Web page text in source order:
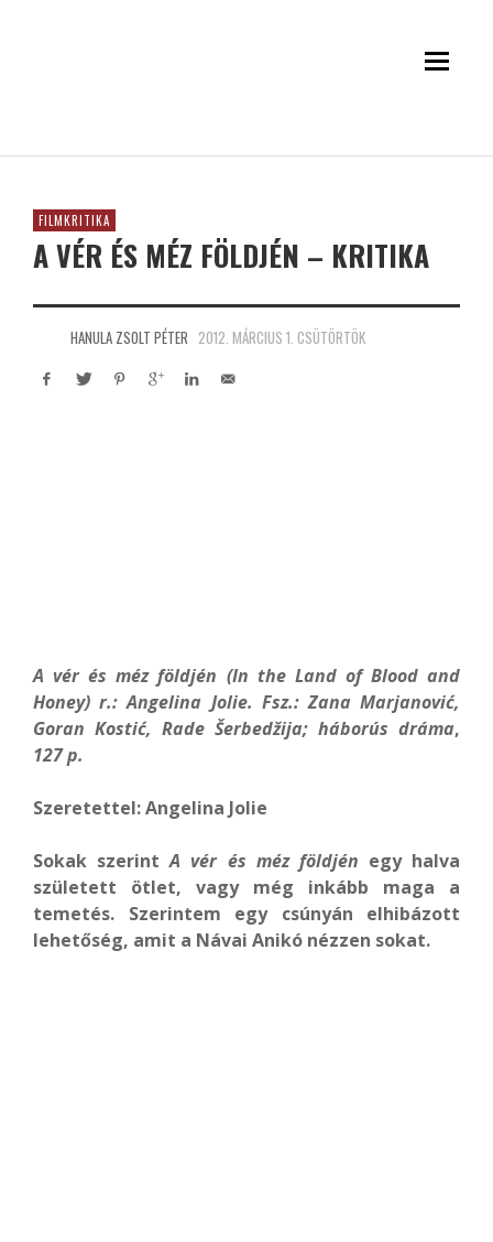
FILMKRITIKA
A VÉR ÉS MÉZ FÖLDJÉN – KRITIKA
HANULA ZSOLT PÉTER 2012. MÁRCIUS 1. CSÜTÖRTÖK
A vér és méz földjén (In the Land of Blood and
Honey) r.: Angelina Jolie. Fsz.: Zana Marjanović,
Goran Kostić, Rade Šerbedžija; háborús dráma,
127 p.
Szeretettel: Angelina Jolie
Sokak szerint A vér és méz földjén egy halva
született ötlet, vagy még inkább maga a
temetés. Szerintem egy csúnyán elhibázott
lehetőség, amit a Návai Anikó nézzen sokat.